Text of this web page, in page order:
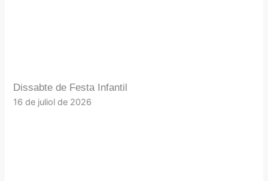
Dissabte de Festa Infantil
16 de juliol de 2026